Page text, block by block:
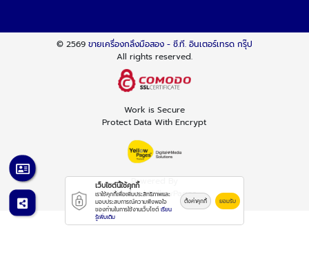
© 2569 ขายเครื่องกลึงมือสอง - ซี.ที. อินเตอร์เทรด กรุ๊ป
All rights reserved.
Work is Secure
Protect Data With Encrypt
Powered By
Thailand YellowPages
เว็บไซต์นี้ใช้คุกกี้
เราใช้คุกกี้เพื่อเพิ่มประสิทธิภาพและ
มอบประสบการณ์ความพึงพอใจ
ของท่านในการใช้งานเว็บไซต์ เรียน
รู้เพิ่มเติม
ตั้งค่าคุกกี้ ยอมรับ